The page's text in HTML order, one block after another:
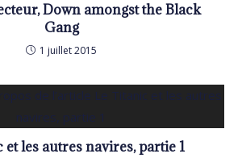
Down amongst the Black
Gang
1 juillet 2015
les autres navires, partie 1